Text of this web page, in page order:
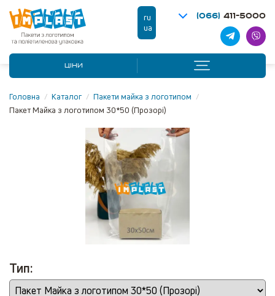
ru
ua
(066) 411-5000
ЦІНИ
Головна / Каталог / Пакети майка з логотипом /
Пакет Майка з логотипом 30*50 (Прозорі)
Тип: